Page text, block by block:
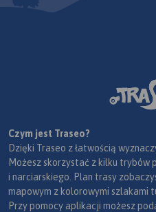
Czym jest Traseo?
Dzięki Traseo z łatwością
Możesz skorzystać z kilku trybów
i narciarskiego. Plan trasy
mapowym z kolorowymi szlakami
Przy pomocy aplikacji możesz